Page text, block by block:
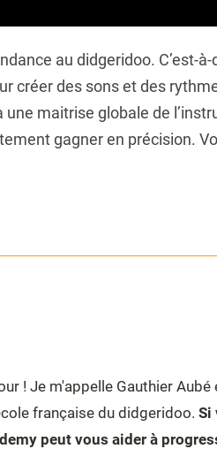
au didgeridoo. C’est-
créer des sons et des
maitrise globale de
gagner en précision.
! Je m'appelle Gauthier Aubé
française du didgeridoo. Si
peut vous aider à